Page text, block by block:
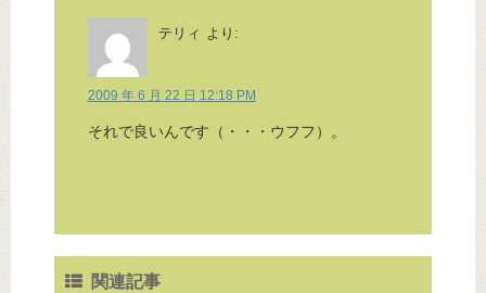
テリィ より:
2009 年 6 月 22 日 12:18 PM
それで良いんです（・・・ウフフ）。
関連記事